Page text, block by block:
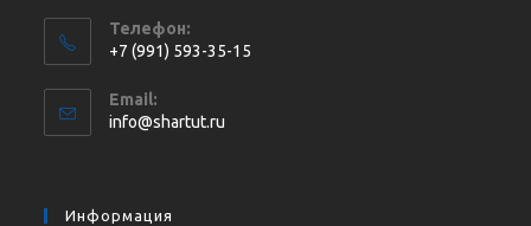
Телефон:
+7 (991) 593-35-15
в
вашем
Email:
info@shartut.ru
Информация